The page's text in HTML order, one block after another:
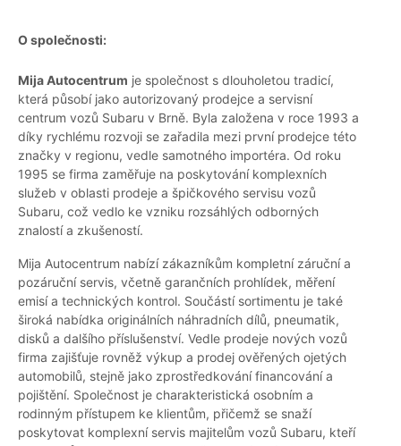
O společnosti:
Mija Autocentrum je společnost s dlouholetou tradicí,
která působí jako autorizovaný prodejce a servisní
centrum vozů Subaru v Brně. Byla založena v roce 1993 a
díky rychlému rozvoji se zařadila mezi první prodejce této
značky v regionu, vedle samotného importéra. Od roku
1995 se firma zaměřuje na poskytování komplexních
služeb v oblasti prodeje a špičkového servisu vozů
Subaru, což vedlo ke vzniku rozsáhlých odborných
znalostí a zkušeností.
Mija Autocentrum nabízí zákazníkům kompletní záruční a
pozáruční servis, včetně garančních prohlídek, měření
emisí a technických kontrol. Součástí sortimentu je také
široká nabídka originálních náhradních dílů, pneumatik,
disků a dalšího příslušenství. Vedle prodeje nových vozů
firma zajišťuje rovněž výkup a prodej ověřených ojetých
automobilů, stejně jako zprostředkování financování a
pojištění. Společnost je charakteristická osobním a
rodinným přístupem ke klientům, přičemž se snaží
poskytovat komplexní servis majitelům vozů Subaru, kteří